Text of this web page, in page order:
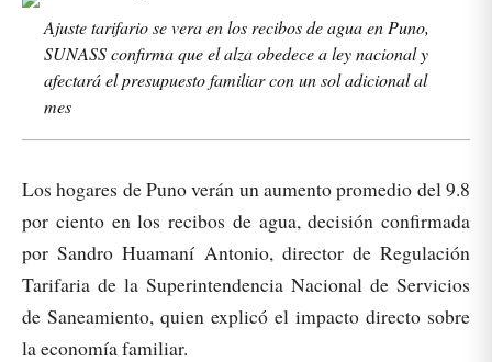
Ajuste tarifario se vera en los recibos de agua en Puno,
SUNASS confirma que el alza obedece a ley nacional y
afectará el presupuesto familiar con un sol adicional al
mes
Los hogares de Puno verán un aumento promedio del 9.8
por ciento en los recibos de agua, decisión confirmada
por Sandro Huamaní Antonio, director de Regulación
Tarifaria de la Superintendencia Nacional de Servicios
de Saneamiento, quien explicó el impacto directo sobre
la economía familiar.